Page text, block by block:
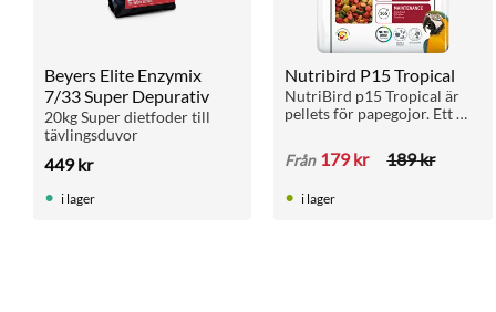
Beyers Elite Enzymix
7/33 Super Depurativ
20kg Super dietfoder till
tävlingsduvor
449kr
i lager
Nutribird P15 Tropical
NutriBird p15 Tropical är
pellets för papegojor. Ett
som är ett komplett
helfoder med alla
Från 179kr 189kr
i lager